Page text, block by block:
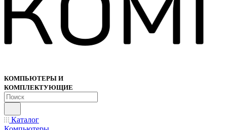
КОМПЬЮТЕРЫ И
КОМПЛЕКТУЮЩИЕ
Каталог